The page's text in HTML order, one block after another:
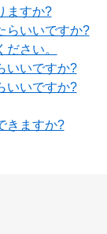
ますか?
らいいですか?
さい。
いいですか?
いいですか?
きますか?